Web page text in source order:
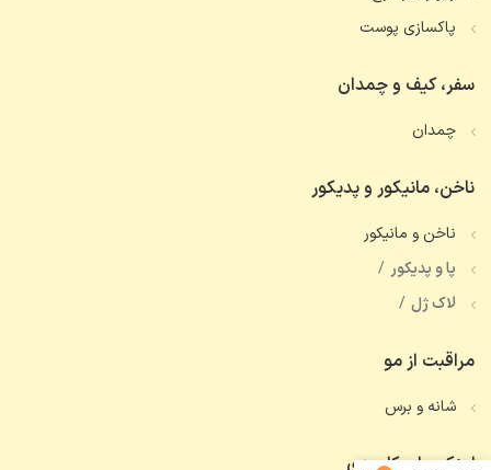
پاکسازی پوست
سفر، کیف و چمدان
چمدان
ناخن، مانیکور و پدیکور
ناخن و مانیکور
پا و پدیکور
لاک ژل
مراقبت از مو
شانه و برس
لینک های کاربردی